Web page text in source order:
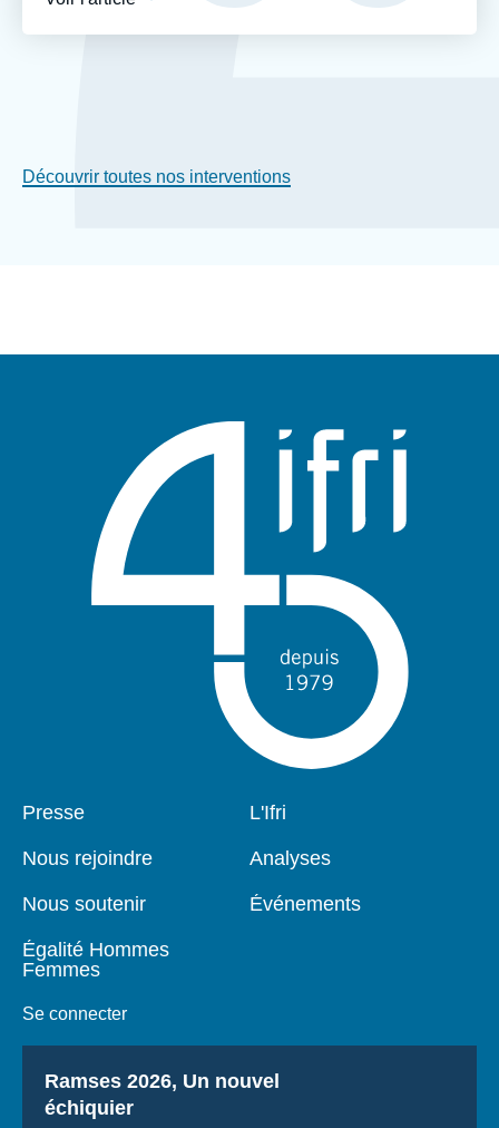
Découvrir toutes nos interventions
Pied
page
Presse
Nous rejoindre
Nous soutenir
Égalité Hommes
Femmes
Se connecter
Navigation
L'Ifri
Analyses
Événements
Titre
Ramses 2026, Un nouvel
échiquier